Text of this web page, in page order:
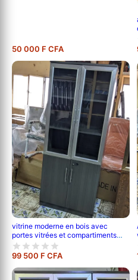
50 000 F CFA
vitrine moderne en bois avec
portes vitrées et compartiments
bas
99 500 F CFA